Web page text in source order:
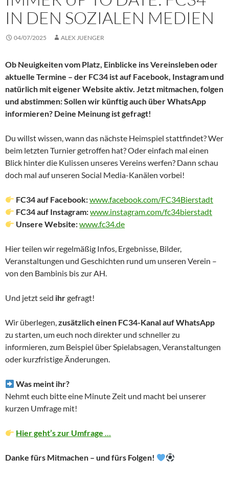
IN DEN SOZIALEN MEDIEN
04/07/2025 ALEX JUENGER
Ob Neuigkeiten vom Platz, Einblicke ins Vereinsleben oder
aktuelle Termine – der FC34 ist auf Facebook, Instagram und
natürlich mit eigener Website aktiv. Jetzt mitmachen, folgen
und abstimmen: Sollen wir künftig auch über WhatsApp
informieren? Deine Meinung ist gefragt!
Du willst wissen, wann das nächste Heimspiel stattfindet? Wer
beim letzten Turnier getroffen hat? Oder einfach mal einen
Blick hinter die Kulissen unseres Vereins werfen? Dann schau
doch mal auf unseren Social Media-Kanälen vorbei!
FC34 auf Facebook:www.facebook.com/FC34Bierstadt
FC34 auf Instagram:www.instagram.com/fc34bierstadt
Unsere Website:www.fc34.de
Hier teilen wir regelmäßig Infos, Ergebnisse, Bilder,
Veranstaltungen und Geschichten rund um unseren Verein –
von den Bambinis bis zur AH.
Und jetzt seid ihrgefragt!
Wir überlegen,zusätzlich einen FC34-Kanal auf WhatsApp
zu starten, um euch noch direkter und schneller zu
informieren, zum Beispiel über Spielabsagen, Veranstaltungen
oder kurzfristige Änderungen.
Was meint ihr?
Nehmt euch bitte eine Minute Zeit und macht bei unserer
kurzen Umfrage mit!
Hier geht’s zur Umfrage …
Danke fürs Mitmachen – und fürs Folgen!